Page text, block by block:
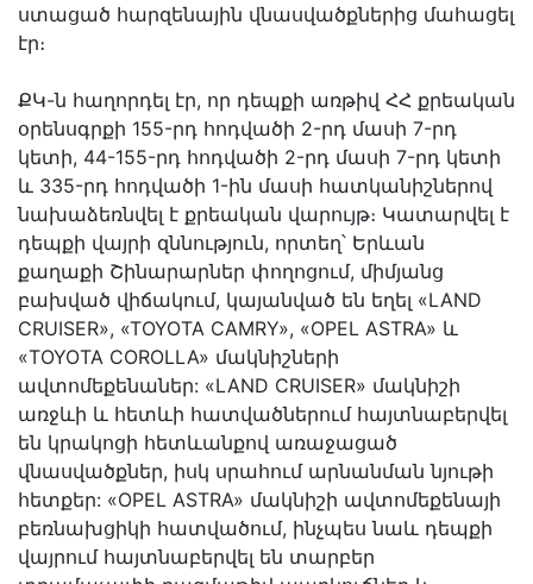
ստացած հարզենային վնասվածքներից մահացել
էր։
ՔԿ-ն հաղորդել էր, որ դեպքի առթիվ ՀՀ քրեական
օրենսգրքի 155-րդ հոդվածի 2-րդ մասի 7-րդ
կետի, 44-155-րդ հոդվածի 2-րդ մասի 7-րդ կետի
և 335-րդ հոդվածի 1-ին մասի հատկանիշներով
նախաձեռնվել է քրեական վարույթ։ Կատարվել է
դեպքի վայրի զննություն, որտեղ՝ Երևան
քաղաքի Շինարարներ փողոցում, միմյանց
բախված վիճակում, կայանված են եղել «LAND
CRUISER», «TOYOTA CAMRY», «OPEL ASTRA» և
«TOYOTA COROLLA» մակնիշների
ավտոմեքենաներ: «LAND CRUISER» մակնիշի
առջևի և հետևի հատվածներում հայտնաբերվել
են կրակոցի հետևանքով առաջացած
վնասվածքներ, իսկ սրահում արնանման նյութի
հետքեր: «OPEL ASTRA» մակնիշի ավտոմեքենայի
բեռնախցիկի հատվածում, ինչպես նաև դեպքի
վայրում հայտնաբերվել են տարբեր